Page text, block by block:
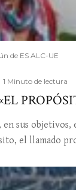
de ES ALC-UE
1 Minuto de lectura
sus objetivos,
el llamado